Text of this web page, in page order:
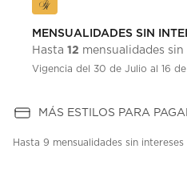
MENSUALIDADES SIN
Hasta 12 mensualidades
Vigencia del 30 de Julio al 16
MÁS ESTILOS PARA
Hasta 9 mensualidades sin intereses